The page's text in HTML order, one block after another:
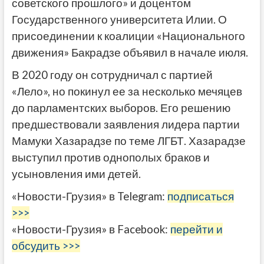
советского прошлого» и доцентом
Государственного университета Илии. О
присоединении к коалиции «Национального
движения» Бакрадзе объявил в начале июля.
В 2020 году он сотрудничал с партией
«Лело», но покинул ее за несколько мечяцев
до парламентских выборов. Его решению
предшествовали заявления лидера партии
Мамуки Хазарадзе по теме ЛГБТ. Хазарадзе
выступил против однополых браков и
усыновления ими детей.
«Новости-Грузия» в Telegram: подписаться
>>>
«Новости-Грузия» в Facebook: перейти и
обсудить >>>